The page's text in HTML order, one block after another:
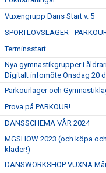
Vuxengrupp Dans Start v. 5
SPORTLOVSLÄGER -
Terminsstart
Nya gymnastikgrupper i
Digitalt infomöte Onsdag 20
Parkourläger och
Prova på PARKOUR!
DANSSCHEMA VÅR 2024
MGSHOW 2023 (och köpa
kläder!)
DANSWORKSHOP VUXNA